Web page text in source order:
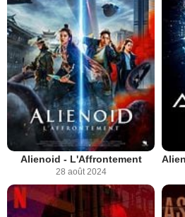
Alienoid - L'Affrontement
28 août 2024